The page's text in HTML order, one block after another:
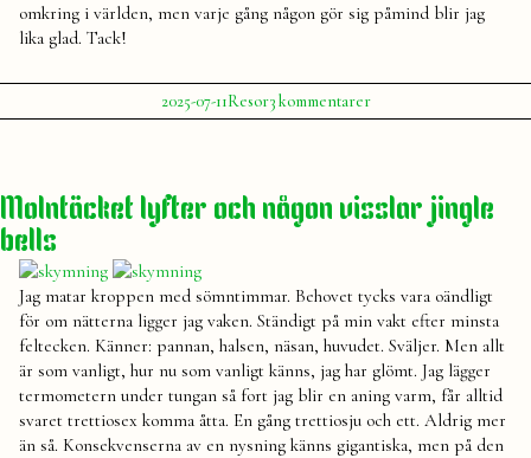
omkring i världen, men varje gång någon gör sig påmind blir jag
lika glad. Tack!
Publicerat
av
Julia
2025-07-11Publicerat
i
ResorEtiketter:
gotland,
sommar
väder
3 kommentarertill
Myten
till
Molntäcket lyfter och någon visslar jingle
bells
Jag matar kroppen med sömntimmar. Behovet tycks vara oändligt
för om nätterna ligger jag vaken. Ständigt på min vakt efter minsta
feltecken. Känner: pannan, halsen, näsan, huvudet. Sväljer. Men allt
är som vanligt, hur nu som vanligt känns, jag har glömt. Jag lägger
termometern under tungan så fort jag blir en aning varm, får alltid
svaret trettiosex komma åtta. En gång trettiosju och ett. Aldrig mer
än så. Konsekvenserna av en nysning känns gigantiska, men på den